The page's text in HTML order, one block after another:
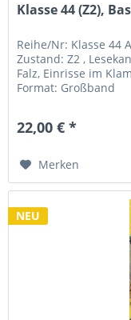
Klasse 44 (Z2),
Reihe/Nr: Klasse 44
Zustand: Z2 ,
Falz, Einrisse im
Format: Großband
22,00 € *
Merken
NEU